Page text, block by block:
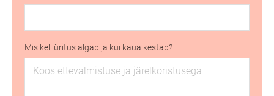
Mis kell üritus algab ja kui kaua kestab?